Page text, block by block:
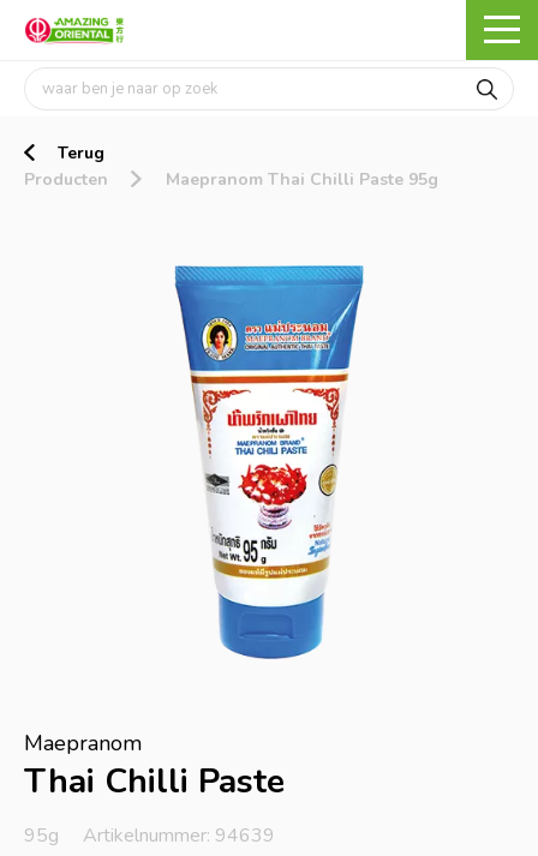
Terug
Producten
Maepranom Thai Chilli Paste 95g
Maepranom
Thai Chilli Paste
95g Artikelnummer: 94639